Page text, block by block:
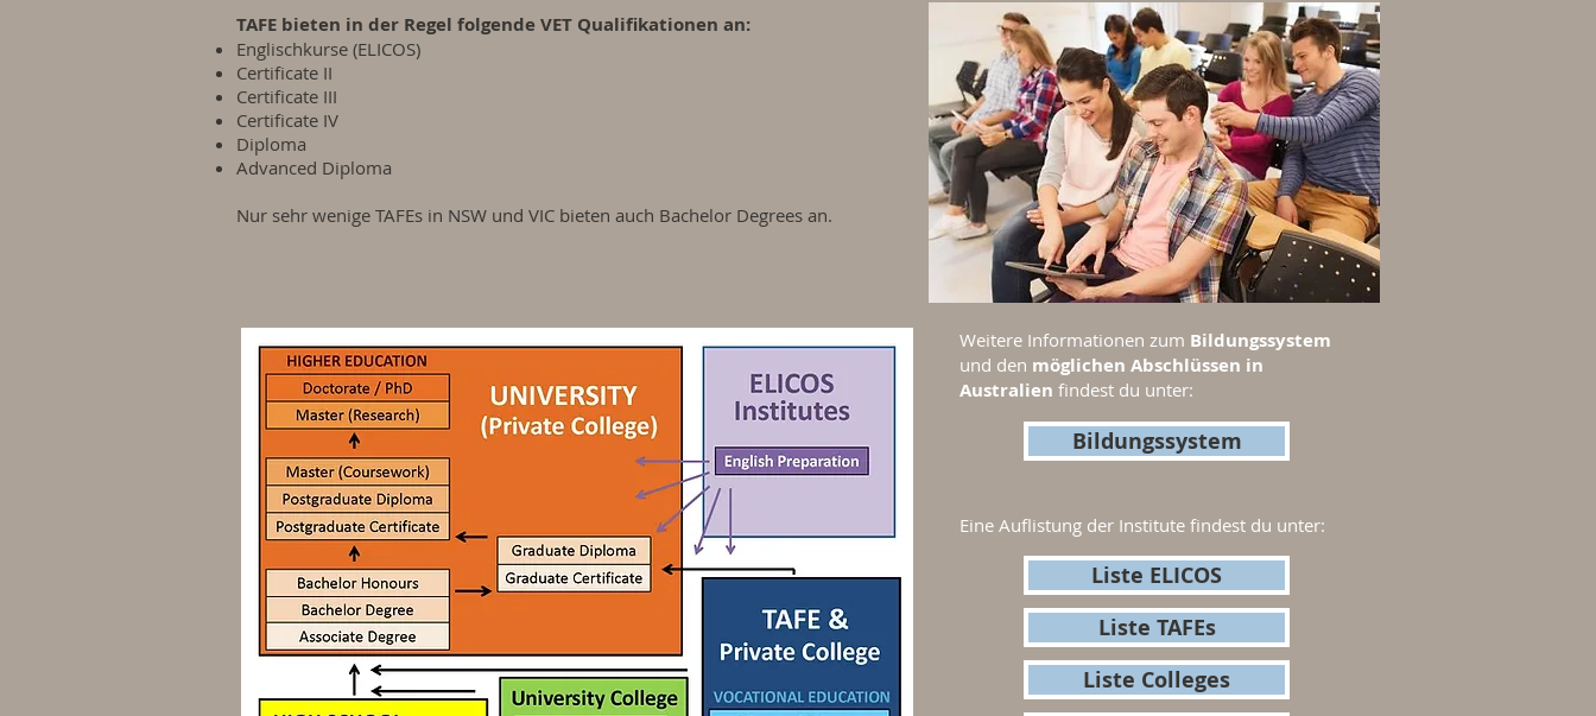
TAFE bieten in der Regel folgende VET Qualifikationen an:
Englischkurse (ELICOS)
Certificate II
Certificate III
Certificate IV
Diploma
Advanced Diploma
Nur sehr wenige TAFEs in NSW und VIC bieten auch Bachelor Degrees an.
Weitere Informationen zum Bildungssystem
und den möglichen Abschlüssen in
Australien findest du unter:
Bildungssystem
Eine Auflistung der Institute findest du unter:
Liste ELICOS
Liste TAFEs
Liste Colleges